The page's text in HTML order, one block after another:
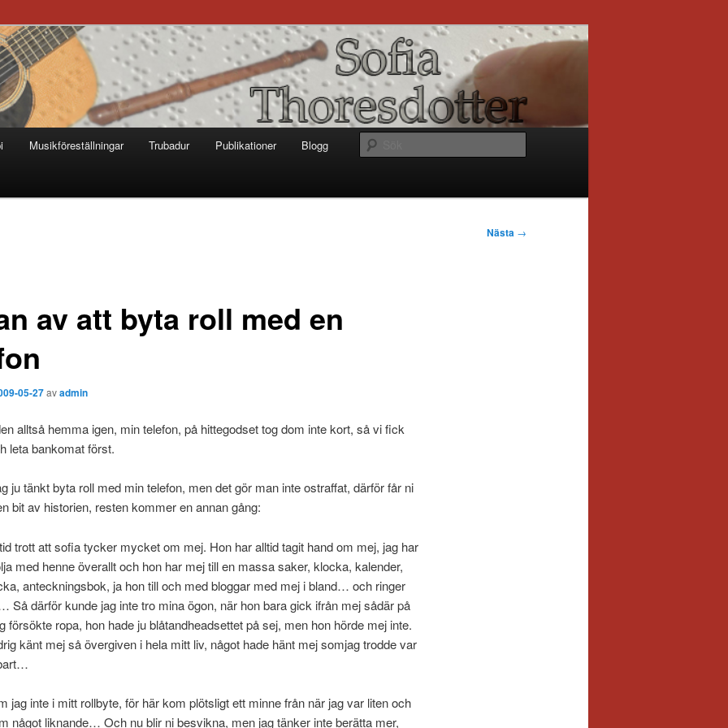
Musikföreställningar Trubadur Publikationer Blogg
Nästa →
av att byta roll med en
05-27avadmin
alltså hemma igen, min telefon, på hittegodset tog dom inte kort, så vi fick
leta bankomat först.
ju tänkt byta roll med min telefon, men det gör man inte ostraffat, därför får ni
bit av historien, resten kommer en annan gång:
trott att sofia tycker mycket om mej. Hon har alltid tagit hand om mej, jag har
med henne överallt och hon har mej till en massa saker, klocka, kalender,
anteckningsbok, ja hon till och med bloggar med mej i bland… och ringer
Så därför kunde jag inte tro mina ögon, när hon bara gick ifrån mej sådär på
försökte ropa, hon hade ju blåtandheadsettet på sej, men hon hörde mej inte.
känt mej så övergiven i hela mitt liv, något hade hänt mej somjag trodde var
jag inte i mitt rollbyte, för här kom plötsligt ett minne från när jag var liten och
något liknande… Och nu blir ni besvikna, men jag tänker inte berätta mer,